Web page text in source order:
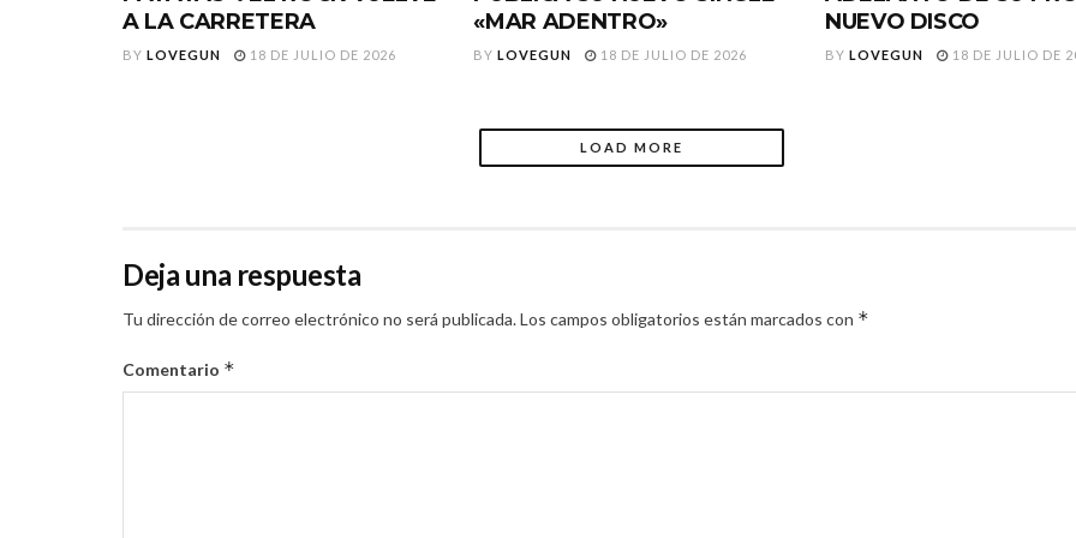
A LA CARRETERA
BY LOVEGUN 18 DE JULIO DE 2026
«MAR ADENTRO»
BY LOVEGUN 18 DE JULIO DE 2026
NUEVO DISCO
BY LOVEGUN 18 DE JULIO DE
LOAD MORE
Deja una respuesta
Tu dirección de correo electrónico no será publicada.Los campos obligatorios están marcados con *
Comentario *